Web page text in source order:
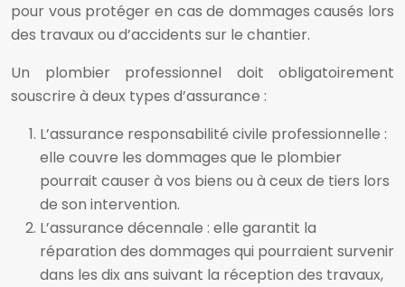
pour vous protéger en cas de dommages causés lors
des travaux ou d’accidents sur le chantier.
Un plombier professionnel doit obligatoirement
souscrire à deux types d’assurance :
L’assurance responsabilité civile professionnelle :
elle couvre les dommages que le plombier
pourrait causer à vos biens ou à ceux de tiers lors
de son intervention.
L’assurance décennale : elle garantit la
réparation des dommages qui pourraient survenir
dans les dix ans suivant la réception des travaux,